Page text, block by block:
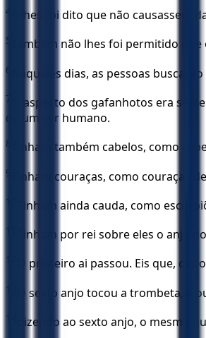
4 E lhes foi dito que não causassem
5 Também não lhes foi permitido
6 Naqueles dias, as pessoas
7
O aspecto dos gafanhotos era
de um ser humano.
8 Tinham também cabelos, como
9 Tinham couraças, como couraças
10 Tinham ainda cauda, como
11 Tinham por rei sobre eles o anjo
12 O primeiro ai passou. Eis que,
13 O sexto anjo tocou a trombeta, e
14 dizendo ao sexto anjo, o mesmo